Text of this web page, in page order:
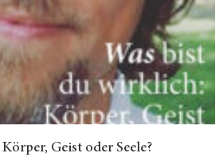
Geist oder Seele?